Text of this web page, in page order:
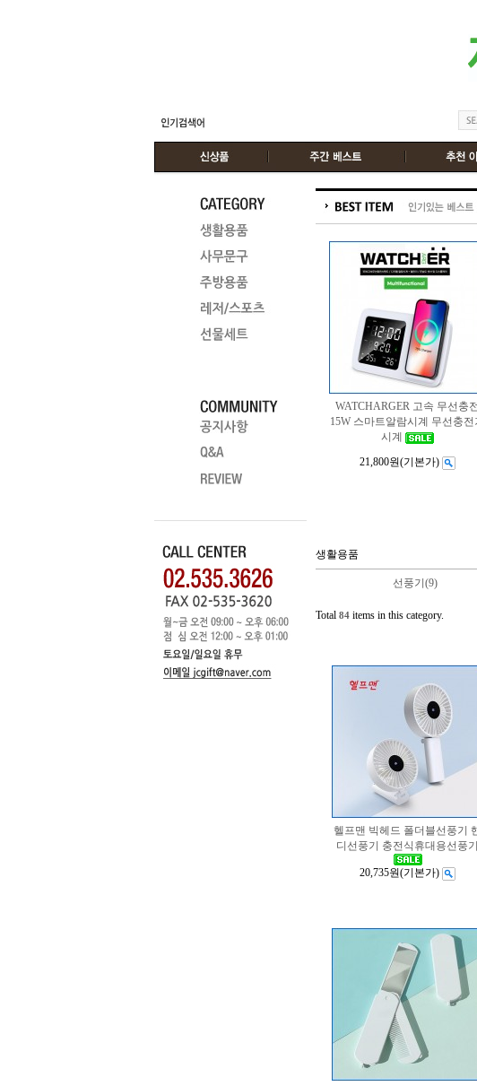
WATCHARGER 고속 무선충전
15W 스마트알람시계 무선충전
시계
21,800원(기본가)
생활용품
선풍기(9)
Total 84 items in this category.
헬프맨 빅헤드 폴더블선풍기
디선풍기 충전식휴대용선풍기
20,735원(기본가)